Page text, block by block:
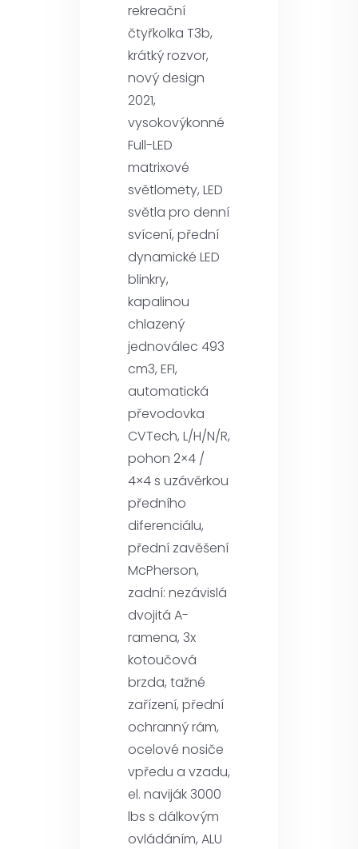
rekreační
čtyřkolka T3b,
krátký rozvor,
nový design
2021,
vysokovýkonné
Full-LED
matrixové
světlomety, LED
světla pro denní
svícení, přední
dynamické LED
blinkry,
kapalinou
chlazený
jednoválec 493
cm3, EFI,
automatická
převodovka
CVTech, L/H/N/R,
pohon 2×4 /
4×4 s uzávěrkou
předního
diferenciálu,
přední zavěšení
McPherson,
zadní: nezávislá
dvojitá A-
ramena, 3x
kotoučová
brzda, tažné
zařízení, přední
ochranný rám,
ocelové nosiče
vpředu a vzadu,
el. naviják 3000
lbs s dálkovým
ovládáním, ALU